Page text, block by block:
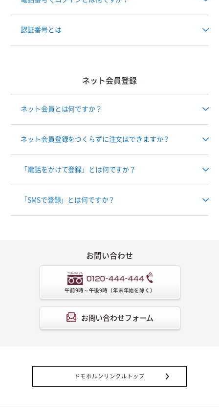
認証番号とは
ネット会員登録
ネット会員とは何ですか？
ネット会員登録をつくらずに注文はできますか？
「電話をかけて登録」とは何ですか？
「SMSで登録」とは何ですか？
お問い合わせ
午前9時～午後9時（年末年始を除く）
お問い合わせフォーム
ドモホルンリンクルトップ